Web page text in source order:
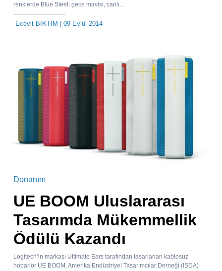
renklerde Blue Steel; gece mavisi, canlı...
Ecevit BIKTIM | 09 Eylül 2014
Donanım
UE BOOM Uluslararası
Tasarımda Mükemmellik
Ödülü Kazandı
Logitech’in markası Ultimate Ears tarafından tasarlanan kablosuz
hoparlör UE BOOM, Amerika Endüstriyel Tasarımcılar Derneği (ISDA)